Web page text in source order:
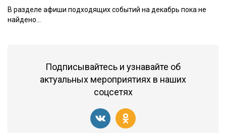
В разделе афиши подходящих событий на декабрь пока не
найдено...
Подписывайтесь и узнавайте об
актуальных мероприятиях в наших
соцсетях